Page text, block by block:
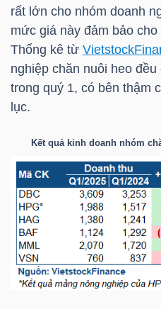
rất lớn cho nhóm doanh
mức giá này đảm bảo
Thống kê từ
nghiệp chăn nuôi heo
trong quý 1, có bên thậm
lục.
Kết quả kinh doanh nhóm
PHÂN
TÍCH
VIETSTOCKFINANCE
VĨ
MÔ
NGÀNH